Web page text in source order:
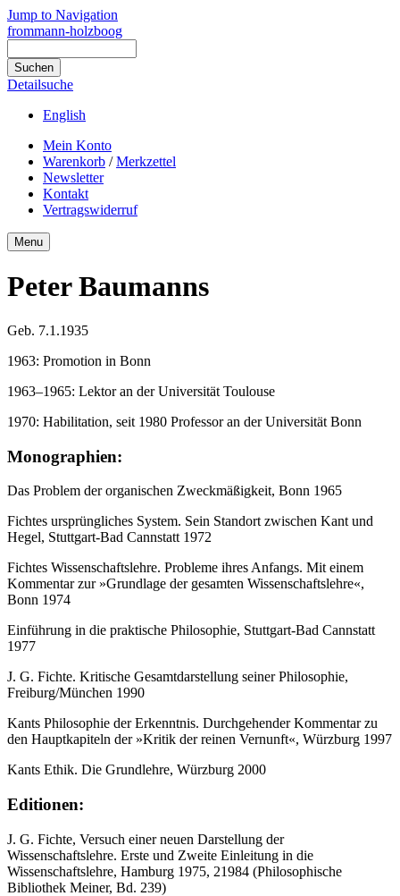
Jump to Navigation
frommann-holzboog
Detailsuche
English
Mein Konto
Warenkorb /Merkzettel
Newsletter
Kontakt
Vertragswiderruf
Menu
Peter Baumanns
Geb. 7.1.1935
1963: Promotion in Bonn
1963–1965: Lektor an der Universität Toulouse
1970: Habilitation, seit 1980 Professor an der Universität Bonn
Monographien:
Das Problem der organischen Zweckmäßigkeit, Bonn 1965
Fichtes ursprüngliches System. Sein Standort zwischen Kant und
Hegel, Stuttgart-Bad Cannstatt 1972
Fichtes Wissenschaftslehre. Probleme ihres Anfangs. Mit einem
Kommentar zur »Grundlage der gesamten Wissenschaftslehre«,
Bonn 1974
Einführung in die praktische Philosophie, Stuttgart-Bad Cannstatt
1977
J. G. Fichte. Kritische Gesamtdarstellung seiner Philosophie,
Freiburg/München 1990
Kants Philosophie der Erkenntnis. Durchgehender Kommentar zu
den Hauptkapiteln der »Kritik der reinen Vernunft«, Würzburg 1997
Kants Ethik. Die Grundlehre, Würzburg 2000
Editionen:
J. G. Fichte, Versuch einer neuen Darstellung der
Wissenschaftslehre. Erste und Zweite Einleitung in die
Wissenschaftslehre, Hamburg 1975, 21984 (Philosophische
Bibliothek Meiner, Bd. 239)